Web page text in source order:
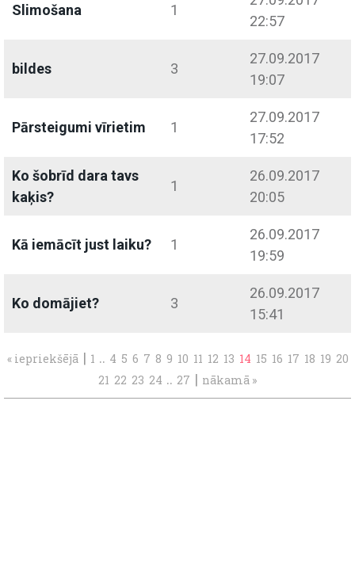
Slimošana 1
22:57
bildes 3
27.09.2017
19:07
Pārsteigumi vīrietim 1
27.09.2017
17:52
Ko šobrīd dara tavs
kaķis?
1
26.09.2017
20:05
Kā iemācīt just laiku? 1
26.09.2017
19:59
Ko domājiet? 3
26.09.2017
15:41
« iepriekšējā | 1 .. 4 5 6 7 8 9 10 11 12 13 14 15 16 17 18 19 20
21 22 23 24 .. 27 | nākamā »